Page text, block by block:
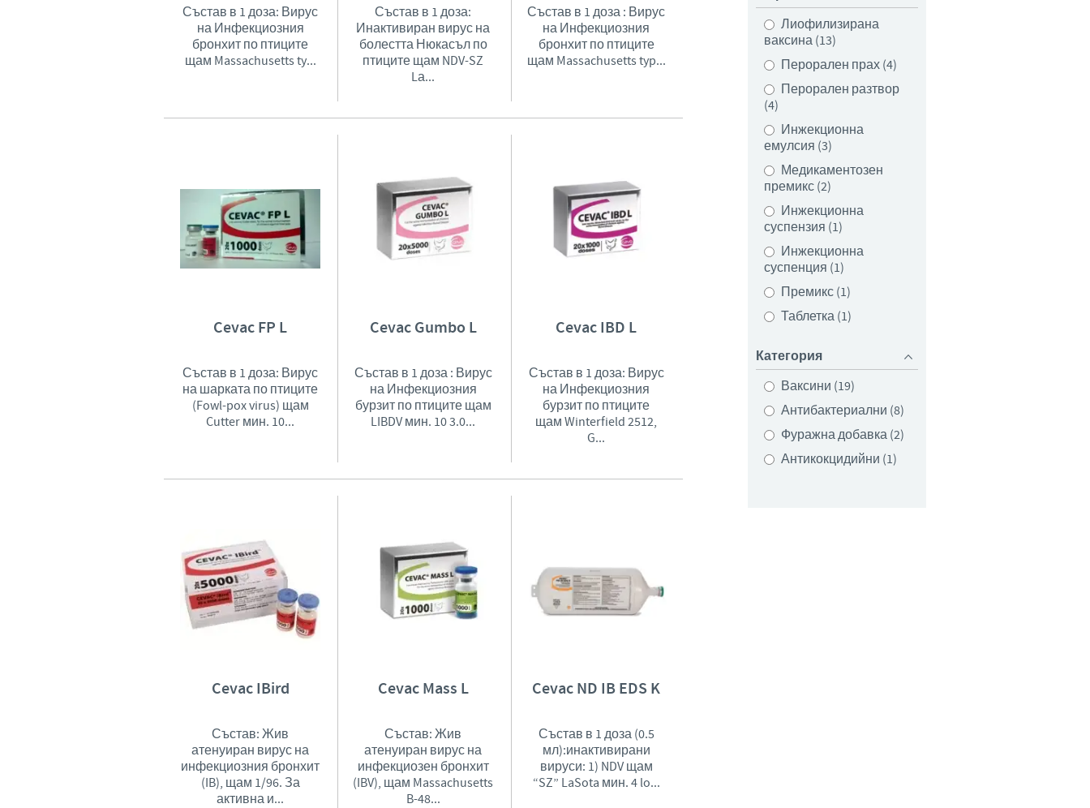
Регулаторните ограничения и медицинските практики са различни в отделните страни.
Следователно информацията, предоставена на сайта, в който влизате може да не е
подходяща за използване във Вашата страна.
Лиофилизирана
ваксина (13)
Перорален прах (4)
Перорален разтвор
(4)
Инжекционна
емулсия (3)
Медикаментозен
премикс (2)
Инжекционна
суспензия (1)
Инжекционна
суспенция (1)
Премикс (1)
Таблетка (1)
Категория
Ваксини (19)
Антибактериални (8)
Фуражна добавка (2)
Антикокцидийни (1)
Състав в 1 доза: Вирус
на Инфекциозния
бронхит по птиците
щам Massachusetts ty...
Състав в 1 доза:
Инактивиран вирус на
болестта Нюкасъл по
птиците щам NDV-SZ
Lа...
Състав в 1 доза : Вирус
на Инфекциозния
бронхит по птиците
щам Massachusetts typ...
Cevac FP L
Състав в 1 доза: Вирус
на шарката по птиците
(Fowl-pox virus) щам
Cutter мин. 10...
Cevac Gumbo L
Състав в 1 доза : Вирус
на Инфекциозния
бурзит по птиците щам
LIBDV мин. 10 3.0...
Cevac IBD L
Състав в 1 доза: Вирус
на Инфекциозния
бурзит по птиците
щам Winterfield 2512,
G...
Cevac IBird
Състав: Жив
атенуиран вирус на
инфекциозния бронхит
(IB), щам 1/96. За
активна и...
Cevac Mass L
Състав: Жив
атенуиран вирус на
инфекциозен бронхит
(IBV), щам Massachusetts
B-48...
Cevac ND IB EDS K
Състав в 1 доза (0.5
мл):инактивирани
вируси: 1) NDV щам
“SZ” LaSota мин. 4 lo...